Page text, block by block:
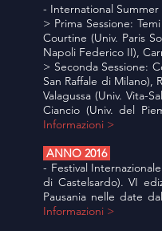
- International
> Prima Sessione:
Courtine (Univ. Paris
Napoli Federico II),
> Seconda Sessione:
San Raffale di Milano),
Valagussa (Univ. Vita-
Ciancio (Univ. del
Informazioni >
ANNO 2016
- Festival
di Castelsardo). VI
Pausania nelle date
Informazioni >